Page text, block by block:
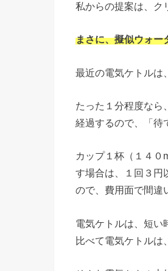
私からの提案は、ク
まさに、擬似ウォー
最近の電気ケトルは
たった１分程度な
経過するので、「待
カップ１杯（１４０
す場合は、１回３円
ので、費用面で間違
電気ケトルは、短い
比べて電気ケトルは